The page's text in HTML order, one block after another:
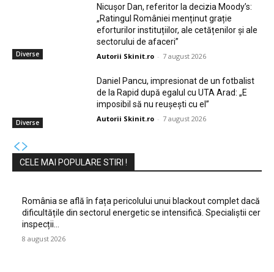
Diverse
Nicușor Dan, referitor la decizia Moody’s:
„Ratingul României menținut grație
eforturilor instituțiilor, ale cetățenilor și ale
sectorului de afaceri”
Autorii Skinit.ro - 7 august 2026
Diverse
Daniel Pancu, impresionat de un fotbalist
de la Rapid după egalul cu UTA Arad: „E
imposibil să nu reușești cu el”
Autorii Skinit.ro - 7 august 2026
CELE MAI POPULARE STIRI !
România se află în fața pericolului unui blackout complet dacă
dificultățile din sectorul energetic se intensifică. Specialiștii cer
inspecții…
8 august 2026